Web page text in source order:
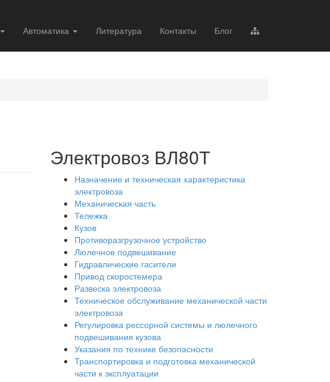
Автоматика Литература Контакты Блог
Электровоз ВЛ80Т
Назначение и техническая характеристика
электровоза
Механическая часть
Тележка
Кузов
Противоразгрузочное устройство
Люлечное подвешивание
Гидравлические гасители
Привод скоростемера
Развеска электровоза
Техническое обслуживание механической части
электровоза
Регулировка рессорной системы и люлечного
подвешивания кузова
Указания по технике безопасности
Транспортировка и подготовка механической
части к эксплуатации